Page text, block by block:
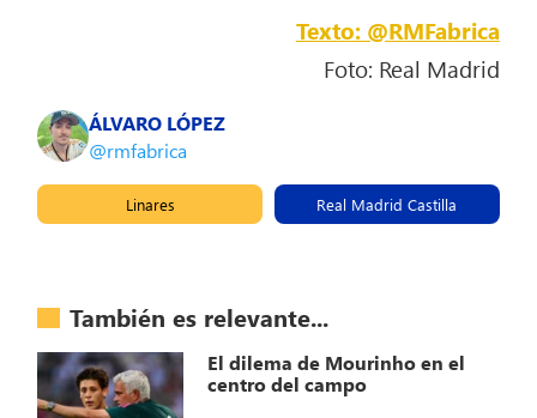
Texto: @RMFabrica
Foto: Real Madrid
ÁLVARO LÓPEZ
@rmfabrica
Linares Real Madrid Castilla
También es relevante...
El dilema de Mourinho en el
centro del campo